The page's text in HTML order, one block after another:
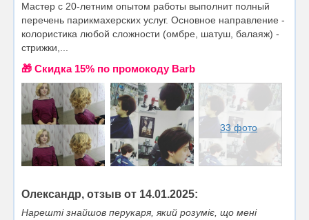
Мастер с 20-летним опытом работы выполнит полный
перечень парикмахерских услуг. Основное направление -
колористика любой сложности (омбре, шатуш, балаяж) -
стрижки,...
🎁 Cкидка 15% по промокоду Barb
33 фото
Олександр, отзыв от 14.01.2025:
Нарешті знайшов перукаря, який розуміє, що мені